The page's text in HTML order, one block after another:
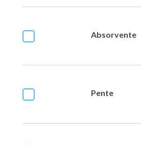
Absorvente
Pente